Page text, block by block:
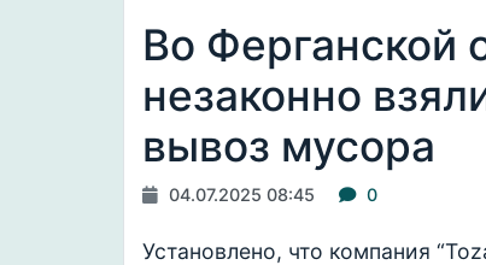
Во Ферганской
незаконно
вывоз мусора
04.07.2025 08:45 0
Установлено, что компания